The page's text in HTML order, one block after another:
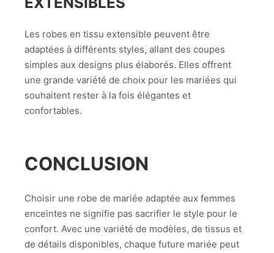
Les robes en tissu extensible peuvent être
adaptées à différents styles, allant des coupes
simples aux designs plus élaborés. Elles offrent
une grande variété de choix pour les mariées qui
souhaitent rester à la fois élégantes et
confortables.
CONCLUSION
Choisir une robe de mariée adaptée aux femmes
enceintes ne signifie pas sacrifier le style pour le
confort. Avec une variété de modèles, de tissus et
de détails disponibles, chaque future mariée peut